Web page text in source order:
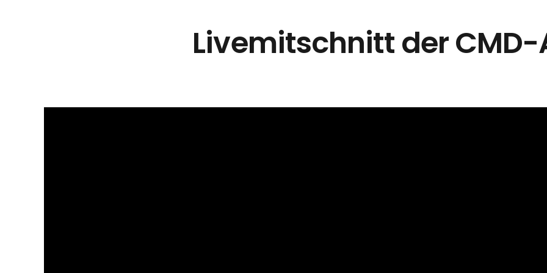
Livemitschnittder CMD-